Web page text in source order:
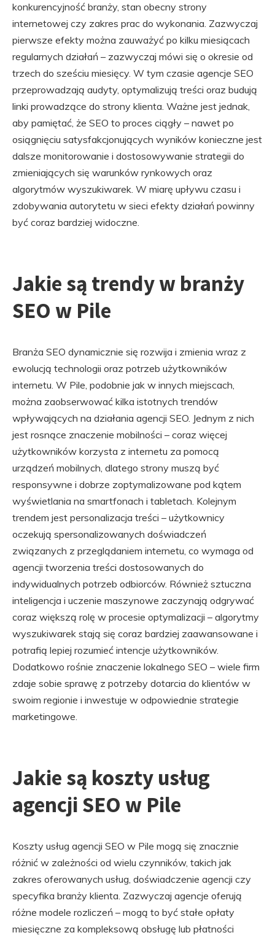
konkurencyjność branży, stan obecny strony
internetowej czy zakres prac do wykonania. Zazwyczaj
pierwsze efekty można zauważyć po kilku miesiącach
regularnych działań – zazwyczaj mówi się o okresie od
trzech do sześciu miesięcy. W tym czasie agencje SEO
przeprowadzają audyty, optymalizują treści oraz budują
linki prowadzące do strony klienta. Ważne jest jednak,
aby pamiętać, że SEO to proces ciągły – nawet po
osiągnięciu satysfakcjonujących wyników konieczne jest
dalsze monitorowanie i dostosowywanie strategii do
zmieniających się warunków rynkowych oraz
algorytmów wyszukiwarek. W miarę upływu czasu i
zdobywania autorytetu w sieci efekty działań powinny
być coraz bardziej widoczne.
Jakie są trendy w branży
SEO w Pile
Branża SEO dynamicznie się rozwija i zmienia wraz z
ewolucją technologii oraz potrzeb użytkowników
internetu. W Pile, podobnie jak w innych miejscach,
można zaobserwować kilka istotnych trendów
wpływających na działania agencji SEO. Jednym z nich
jest rosnące znaczenie mobilności – coraz więcej
użytkowników korzysta z internetu za pomocą
urządzeń mobilnych, dlatego strony muszą być
responsywne i dobrze zoptymalizowane pod kątem
wyświetlania na smartfonach i tabletach. Kolejnym
trendem jest personalizacja treści – użytkownicy
oczekują spersonalizowanych doświadczeń
związanych z przeglądaniem internetu, co wymaga od
agencji tworzenia treści dostosowanych do
indywidualnych potrzeb odbiorców. Również sztuczna
inteligencja i uczenie maszynowe zaczynają odgrywać
coraz większą rolę w procesie optymalizacji – algorytmy
wyszukiwarek stają się coraz bardziej zaawansowane i
potrafią lepiej rozumieć intencje użytkowników.
Dodatkowo rośnie znaczenie lokalnego SEO – wiele firm
zdaje sobie sprawę z potrzeby dotarcia do klientów w
swoim regionie i inwestuje w odpowiednie strategie
marketingowe.
Jakie są koszty usług
agencji SEO w Pile
Koszty usług agencji SEO w Pile mogą się znacznie
różnić w zależności od wielu czynników, takich jak
zakres oferowanych usług, doświadczenie agencji czy
specyfika branży klienta. Zazwyczaj agencje oferują
różne modele rozliczeń – mogą to być stałe opłaty
miesięczne za kompleksową obsługę lub płatności